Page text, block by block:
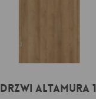
Drzwi Altamura 1